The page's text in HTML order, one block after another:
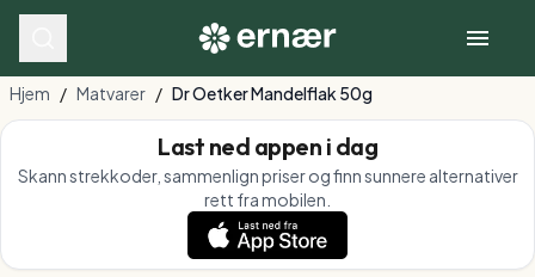
Hjem / Matvarer / Dr Oetker Mandelflak 50g
Last ned appen i dag
Skann strekkoder, sammenlign priser og finn sunnere alternativer
rett fra mobilen.